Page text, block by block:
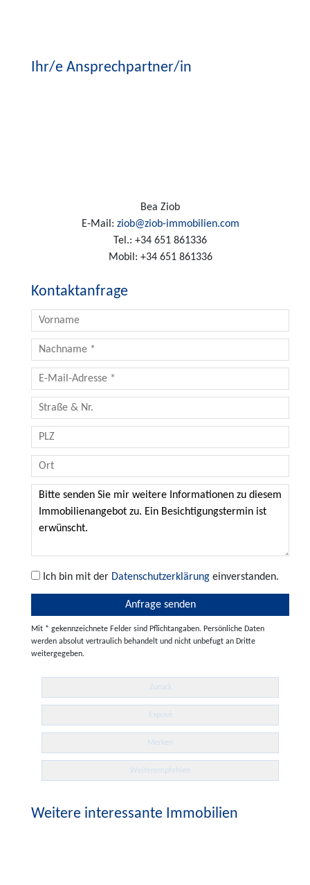
Ihr/e Ansprechpartner/in
Bea Ziob
E-Mail: ziob@ziob-immobilien.com
Tel.: +34 651 861336
Mobil: +34 651 861336
Kontaktanfrage
Ich bin mit der Datenschutzerklärung einverstanden.
Mit * gekennzeichnete Felder sind Pflichtangaben. Persönliche Daten
werden absolut vertraulich behandelt und nicht unbefugt an Dritte
weitergegeben.
Zurück
Exposé
Merken
Weiterempfehlen
Weitere interessante Immobilien